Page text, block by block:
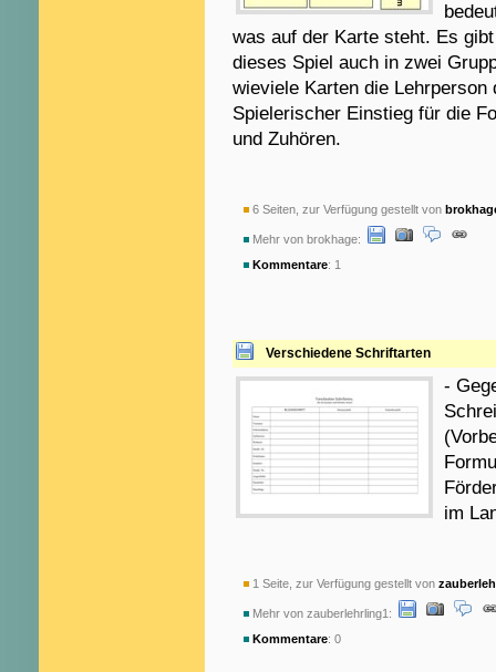
was auf der Karte steht. Es
dieses Spiel auch in zwei
wieviele Karten die
Spielerischer Einstieg für die
und Zuhören.
6 Seiten, zur Verfügung gestellt von
Mehr von brokhage:
Kommentare: 1
Verschiedene Schriftarten
-
im
1 Seite, zur Verfügung gestellt von
Mehr von zauberlehrling1:
Kommentare: 0